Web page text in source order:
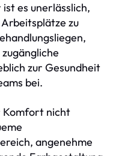
es unerlässlich,
zu
zur Gesundheit
bei.
Komfort nicht
angenehme